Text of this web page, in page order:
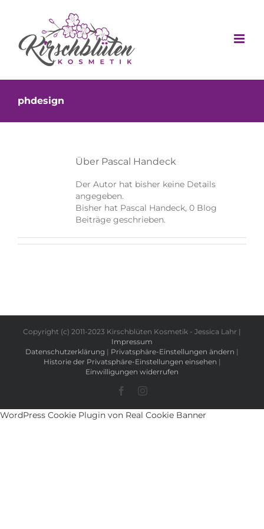
phdesign
Über Pascal Handeck
Der Autor hat bisher keine Details
angegeben.
Bisher hat Pascal Handeck, 0 Blog
Beiträge geschrieben.
Copyright (c) 2011-2023 Kirschblüten Kosmetik - Jessica Lahr |
Impressum
Datenschutzerklärung | Privatsphäre-Einstellungen ändern |
Historie der Privatsphäre-Einstellungen einsehen |
Einwilligungen widerrufen
FacebookInstagram
WordPress Cookie Plugin von Real Cookie Banner